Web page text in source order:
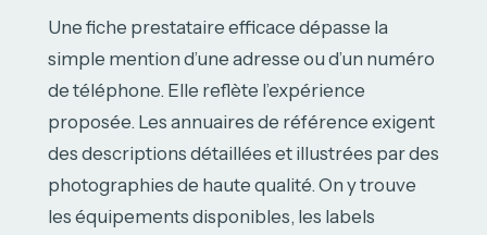
Une fiche prestataire efficace dépasse la
simple mention d’une adresse ou d’un numéro
de téléphone. Elle reflète l’expérience
proposée. Les annuaires de référence exigent
des descriptions détaillées et illustrées par des
photographies de haute qualité. On y trouve
les équipements disponibles, les labels